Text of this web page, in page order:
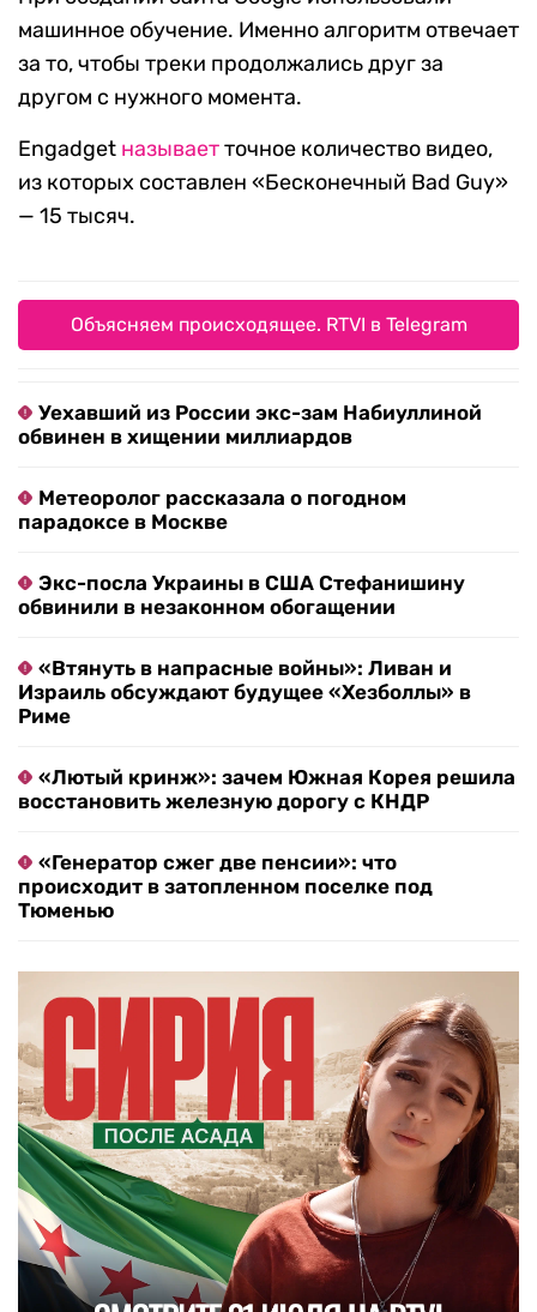
машинное обучение. Именно алгоритм отвечает
за то, чтобы треки продолжались друг за
другом с нужного момента.
Engadget называетточное количество видео,
из которых составлен «Бесконечный Bad Guy»
— 15 тысяч.
Объясняем происходящее. RTVI в Telegram
Уехавший из России экс-зам Набиуллиной
обвинен в хищении миллиардов
Метеоролог рассказала о погодном
парадоксе в Москве
Экс-посла Украины в США Стефанишину
обвинили в незаконном обогащении
«Втянуть в напрасные войны»: Ливан и
Израиль обсуждают будущее «Хезболлы» в
Риме
«Лютый кринж»: зачем Южная Корея решила
восстановить железную дорогу с КНДР
«Генератор сжег две пенсии»: что
происходит в затопленном поселке под
Тюменью